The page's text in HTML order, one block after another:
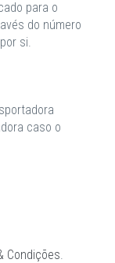
para o
do número
si.
caso o
Condições.